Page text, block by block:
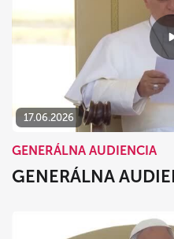
17.06.2026
GENERÁLNA AUDIENCIA
GENERÁLNA